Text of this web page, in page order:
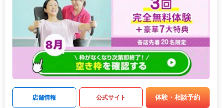
店舗情報 公式サイト 体験・相談予約